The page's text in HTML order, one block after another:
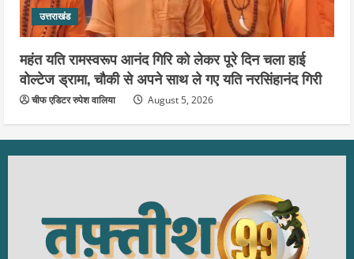
उत्तराखंड
महंत यति रामस्वरूप आनंद गिरि को लेकर पूरे दिन चला हाई
वोल्टेज ड्रामा, चौकी से अपने साथ ले गए यति नरसिंहानंद गिरी
चीफ एडिटर रुपेश वालिया August 5, 2026